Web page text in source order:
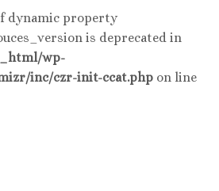
dynamic property
is deprecated in
wp-
inc/czr-init-ccat.php on line